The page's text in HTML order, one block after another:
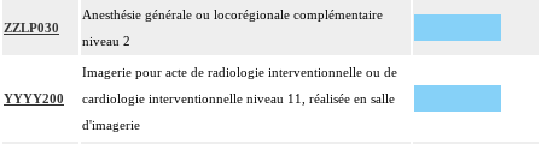
ZZLP030
Anesthésie générale ou locorégionale complémentaire
niveau 2
YYYY200
Imagerie pour acte de radiologie interventionnelle ou de
cardiologie interventionnelle niveau 11, réalisée en salle
d'imagerie